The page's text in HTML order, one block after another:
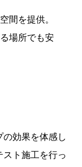
間を提供。
場所でも安
効果を体感し
ト施工を行っ